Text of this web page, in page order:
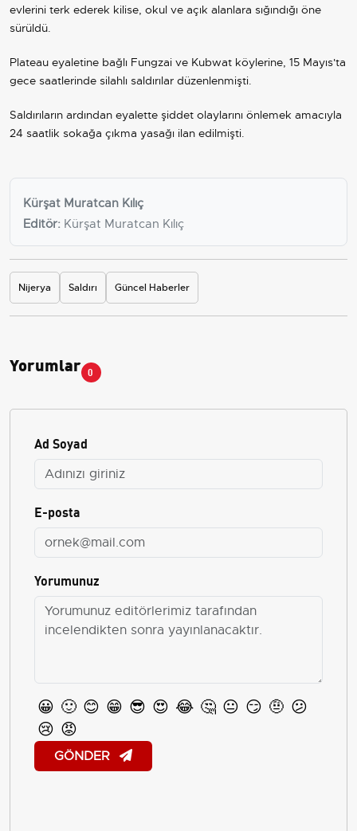
evlerini terk ederek kilise, okul ve açık alanlara sığındığı öne
sürüldü.
Plateau eyaletine bağlı Fungzai ve Kubwat köylerine, 15 Mayıs'ta
gece saatlerinde silahlı saldırılar düzenlenmişti.
Saldırıların ardından eyalette şiddet olaylarını önlemek amacıyla
24 saatlik sokağa çıkma yasağı ilan edilmişti.
Kürşat Muratcan Kılıç
Editör: Kürşat Muratcan Kılıç
Nijerya Saldırı Güncel Haberler
Yorumlar 0
Ad Soyad
E-posta
Yorumunuz
😀 🙂 😊 😁 😎 😍 😂 🤔 😐 😏 🤨 😕
😢 😡
GÖNDER